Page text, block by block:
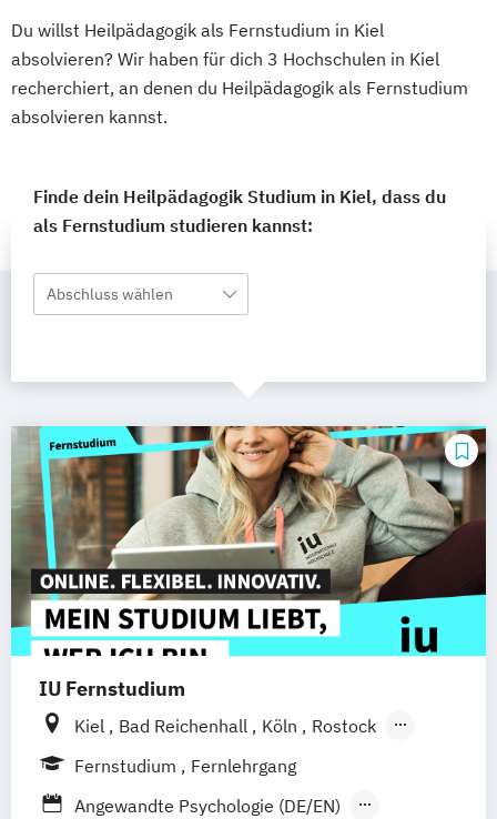
Du willst Heilpädagogik als Fernstudium in Kiel
absolvieren? Wir haben für dich 3 Hochschulen in Kiel
recherchiert, an denen du Heilpädagogik als Fernstudium
absolvieren kannst.
Finde dein Heilpädagogik Studium in Kiel, dass du
als Fernstudium studieren kannst:
Abschluss wählen
IU Fernstudium
Kiel Bad Reichenhall Köln
Rostock
Freiburg
Frankfurt am Main
Fernstudium
Fernlehrgang
Angewandte Psychologie (DE/EN)